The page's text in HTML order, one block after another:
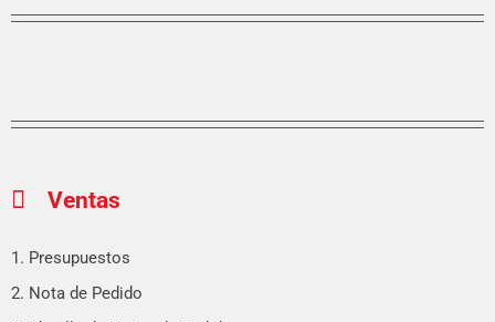
Ventas
1. Presupuestos
2. Nota de Pedido